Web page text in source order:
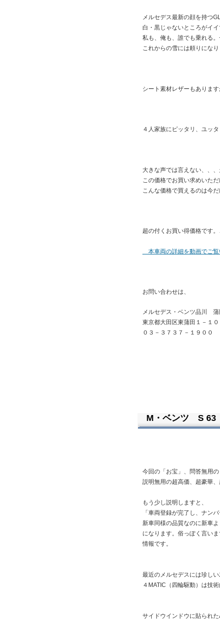
メルセデス最新の顔を持つ
白・黒じゃないところがイ
私も、俺も、誰でも乗れる
これからの雪には頼りにな
シート素材レザーもありま
４人家族にピッタリ、ユッ
大きな声では言えない、、
この価格でお買い求めいた
こんな価格で買えるのは今
超の付くお買い得価格です
本車両の詳細を動画でご
お問い合わせは、
メルセデス・ベンツ品川 蒲
東京都大田区東蒲田１－１
０３－３７３７－１９００
M・ベンツ S 63
今回の「お宝」、問答無
説明無用の超高価、超豪華
もう少し説明しますと、
「車両登録が完了し、ナン
新車同様の品質なのに新車
になります。俗っぽく言い
情報です。
最近のメルセデスには珍し
４MATIC（四輪駆動）は技
サイドウインドウに貼られ